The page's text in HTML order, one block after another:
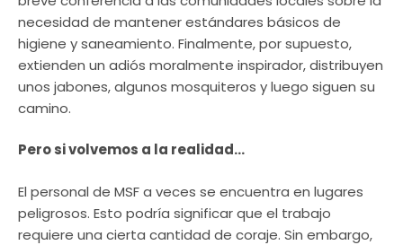
necesidad de mantener estándares básicos de
higiene y saneamiento. Finalmente, por supuesto,
extienden un adiós moralmente inspirador, distribuyen
unos jabones, algunos mosquiteros y luego siguen su
camino.
Pero si volvemos a la realidad…
El personal de MSF a veces se encuentra en lugares
peligrosos. Esto podría significar que el trabajo
requiere una cierta cantidad de coraje. Sin embargo,